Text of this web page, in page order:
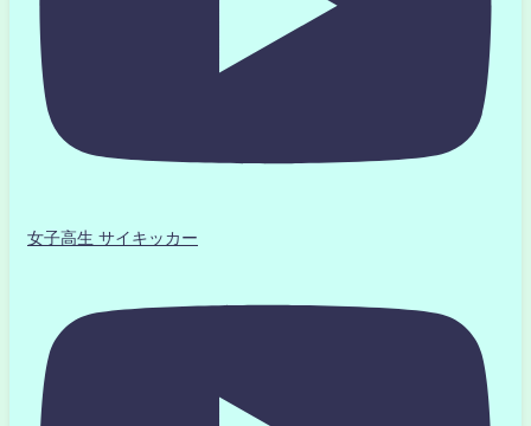
女子高生 サイキッカー